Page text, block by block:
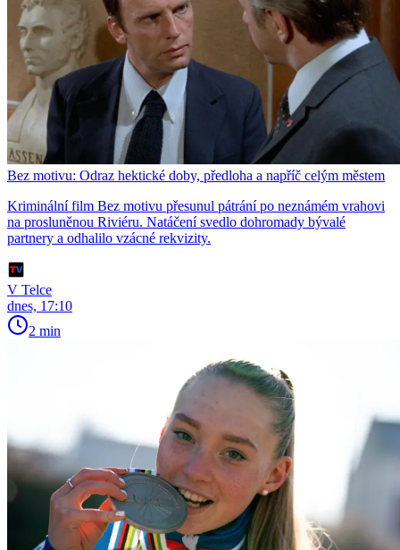
Bez motivu: Odraz hektické doby, předloha a napříč celým městem
Kriminální film Bez motivu přesunul pátrání po neznámém vrahovi
na prosluněnou Riviéru. Natáčení svedlo dohromady bývalé
partnery a odhalilo vzácné rekvizity.
V Telce
dnes, 17:10
2 min